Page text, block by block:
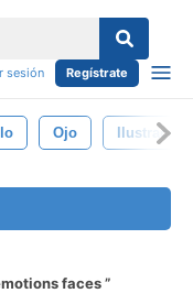
sesión Regístrate
Ojo Ilustración
faces